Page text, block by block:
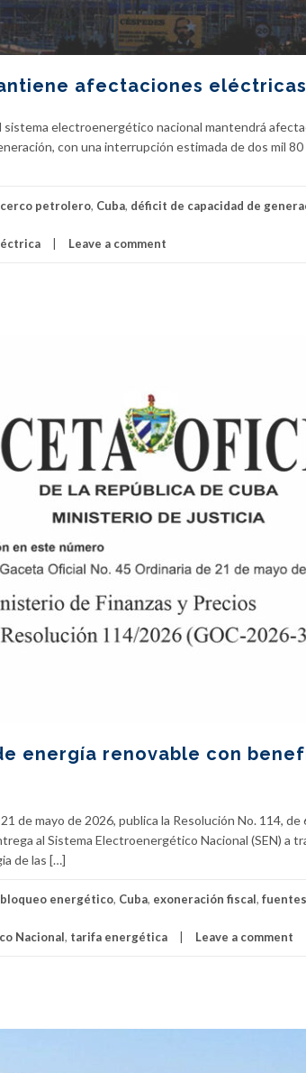
afectaciones eléctricas
sistema electroenergético nacional mantendrá
con una interrupción estimada de dos mil
cerco petrolero, Cuba, déficit de capacidad de
Leave a comment
energía renovable con
de mayo de 2026, publica la Resolución No. 114,
al Sistema Electroenergético Nacional (SEN) a
de las […]
bloqueo energético, Cuba, exoneración fiscal,
Nacional, tarifa energética Leave a comment